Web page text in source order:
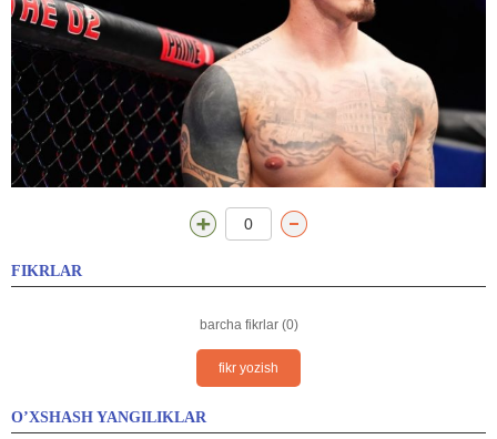
0
FIKRLAR
barcha fikrlar (0)
fikr yozish
O’XSHASH YANGILIKLAR